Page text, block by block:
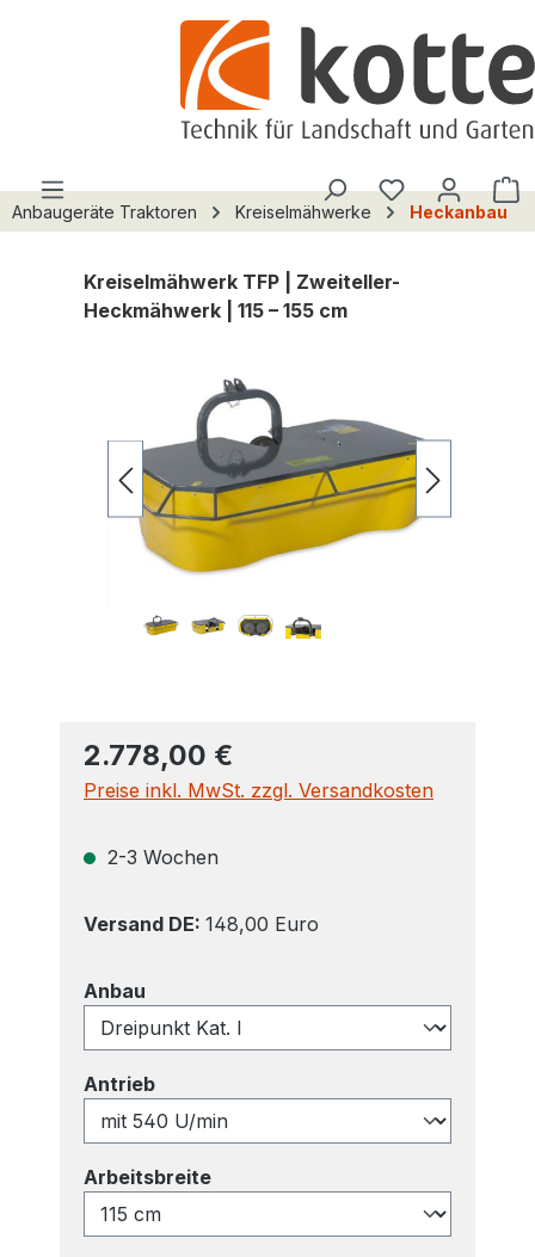
Du hast 0
Anbaugeräte Traktoren Kreiselmähwerke Heckanbau
Kreiselmähwerk TFP | Zweiteller-
Heckmähwerk | 115 – 155 cm
2.778,00 €
Preise inkl. MwSt. zzgl. Versandkosten
2-3 Wochen
Versand DE: 148,00 Euro
Anbau
Antriebauswählen
Arbeitsbreiteauswählen